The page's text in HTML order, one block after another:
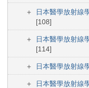
日本醫學放射線
[108]
日本醫學放射線
[114]
日本醫學放射線
日本醫學放射線